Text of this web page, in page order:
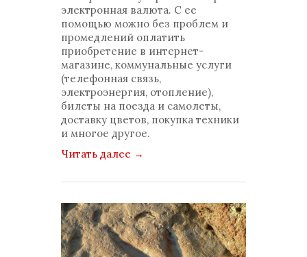
электронная валюта. С ее
помощью можно без проблем и
промедлений оплатить
приобретение в интернет-
магазине, коммунальные услуги
(телефонная связь,
электроэнергия, отопление),
билеты на поезда и самолеты,
доставку цветов, покупка техники
и многое другое.
Читать далее →